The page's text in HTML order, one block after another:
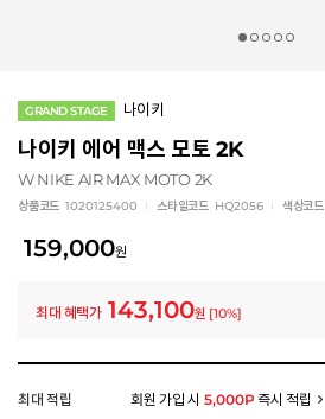
GRAND STAGE 나이키
나이키 에어 맥스 모토 2K
W NIKE AIR MAX MOTO 2K
상품코드 1020125400 스타일코드 HQ2056 색상코드
159,000원
최대 혜택가 143,100원 [10%]
멤버십 상시 할인
최대 적립 회원 가입 시 5,000P즉시 적립